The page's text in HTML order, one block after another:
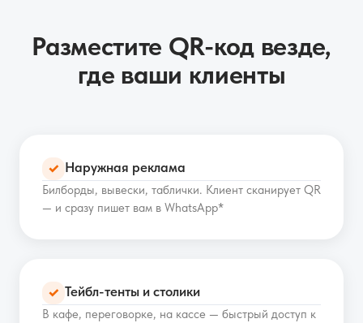
Разместите QR-код везде,
где ваши клиенты
✓ Наружная реклама
Билборды, вывески, таблички. Клиент сканирует QR
— и сразу пишет вам в WhatsApp*
✓ Тейбл-тенты и столики
В кафе, переговорке, на кассе — быстрый доступ к